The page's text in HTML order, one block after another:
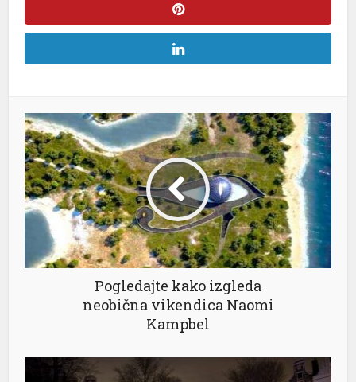
Pogledajte kako izgleda
neobična vikendica Naomi
Kampbel